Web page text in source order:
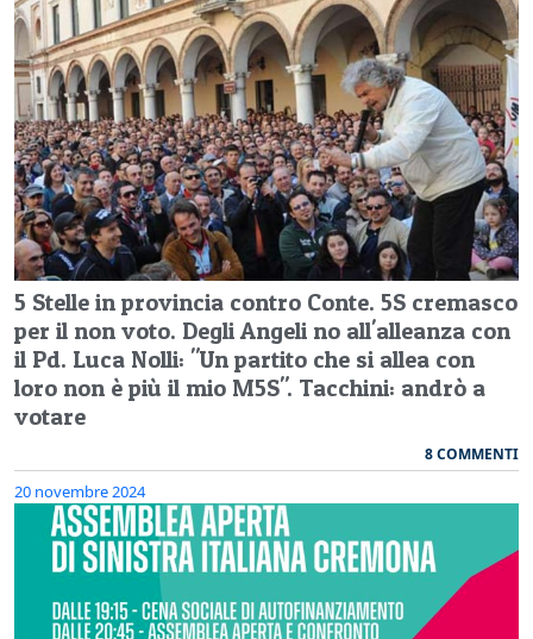
5 Stelle in provincia contro Conte. 5S cremasco
per il non voto. Degli Angeli no all'alleanza con
il Pd. Luca Nolli: "Un partito che si allea con
loro non è più il mio M5S". Tacchini: andrò a
votare
8 COMMENTI
20 novembre 2024